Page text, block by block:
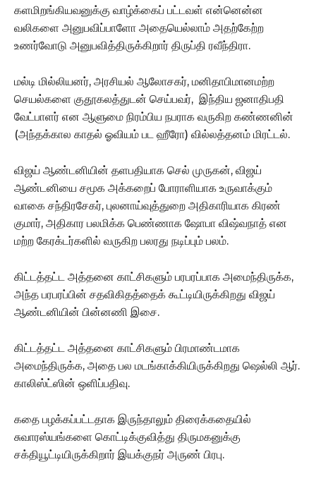
களமிறங்கியவனுக்கு வாழ்க்கைப் பட்டவள் என்னென்ன
வலிகளை அனுபவிப்பாளோ அதையெல்லாம் அதற்கேற்ற
உணர்வோடு அனுபவித்திருக்கிறார் திருப்தி ரவீந்திரா.
மல்டி மில்லியனர், அரசியல் ஆலோசகர், மனிதாபிமானமற்ற
செயல்களை குதூகலத்துடன் செய்பவர், இந்திய ஜனாதிபதி
வேட்பாளர் என ஆளுமை நிரம்பிய நபராக வருகிற கண்ணனின்
(அந்தக்கால காதல் ஓவியம் பட ஹீரோ) வில்லத்தனம் மிரட்டல்.
விஜய் ஆண்டனியின் தளபதியாக செல் முருகன், விஜய்
ஆண்டனியை சமூக அக்கறைப் போராளியாக உருவாக்கும்
வாகை சந்திரசேகர், புலனாய்வுத்துறை அதிகாரியாக கிரண்
குமார், அதிகார பலமிக்க பெண்ணாக ஷோபா விஷ்வநாத் என
மற்ற கேரக்டர்களில் வருகிற பலரது நடிப்பும் பலம்.
கிட்டத்தட்ட அத்தனை காட்சிகளும் பரபரப்பாக அமைந்திருக்க,
அந்த பரபரப்பின் சதவிகிதத்தைக் கூட்டியிருக்கிறது விஜய்
ஆண்டனியின் பின்னணி இசை.
கிட்டத்தட்ட அத்தனை காட்சிகளும் பிரமாண்டமாக
அமைந்திருக்க, அதை பல மடங்காக்கியிருக்கிறது ஷெல்லி ஆர்.
காலிஸ்ட்ஸின் ஒளிப்பதிவு.
கதை பழக்கப்பட்டதாக இருந்தாலும் திரைக்கதையில்
சுவாரஸ்யங்களை கொட்டிக்குவித்து திருமகனுக்கு
சக்தியூட்டியிருக்கிறார் இயக்குநர் அருண் பிரபு.